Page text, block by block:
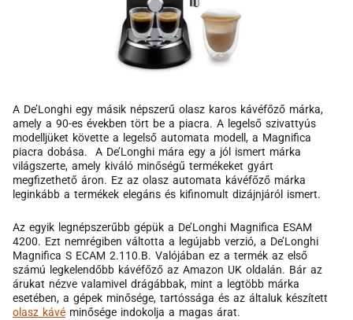
A De’Longhi egy másik népszerű olasz karos kávéfőző márka,
amely a 90-es években tört be a piacra. A legelső szivattyús
modelljüket követte a legelső automata modell, a Magnifica
piacra dobása. A De’Longhi mára egy a jól ismert márka
világszerte, amely kiváló minőségű termékeket gyárt
megfizethető áron. Ez az olasz automata kávéfőző márka
leginkább a termékek elegáns és kifinomult dizájnjáról ismert.
Az egyik legnépszerűbb gépük a De’Longhi Magnifica ESAM
4200. Ezt nemrégiben váltotta a legújabb verzió, a De’Longhi
Magnifica S ECAM 2.110.B. Valójában ez a termék az első
számú legkelendőbb kávéfőző az Amazon UK oldalán. Bár az
árukat nézve valamivel drágábbak, mint a legtöbb márka
esetében, a gépek minősége, tartóssága és az általuk készített
olasz kávé minősége indokolja a magas árat.